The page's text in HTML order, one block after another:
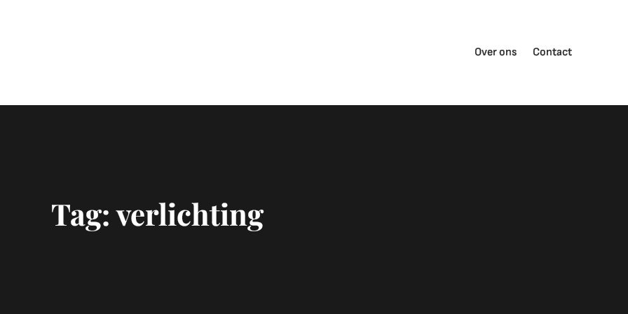
Over ons Contact
Tag:verlichting